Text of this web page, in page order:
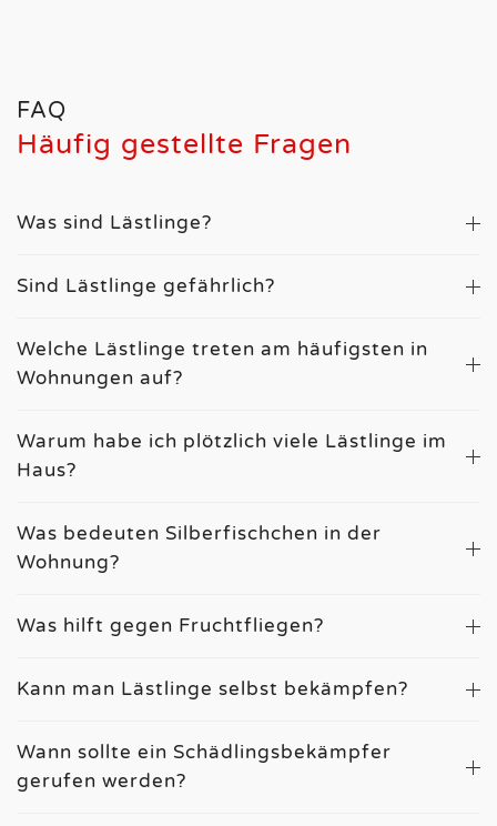
FAQ
Häufig gestellte Fragen
Was sind Lästlinge?
Sind Lästlinge gefährlich?
Welche Lästlinge treten am häufigsten in
Wohnungen auf?
Warum habe ich plötzlich viele Lästlinge im
Haus?
Was bedeuten Silberfischchen in der
Wohnung?
Was hilft gegen Fruchtfliegen?
Kann man Lästlinge selbst bekämpfen?
Wann sollte ein Schädlingsbekämpfer
gerufen werden?